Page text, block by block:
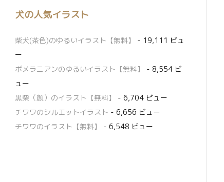
犬の人気イラスト
柴犬(茶色)のゆるいイラスト【無料】
- 19,111 ビュ
ー
ポメラニアンのゆるいイラスト【無料】
- 8,554 ビ
ュー
黒柴（顔）のイラスト【無料】
- 6,704 ビュー
チワワのシルエットイラスト - 6,656 ビュー
チワワのイラスト【無料】
- 6,548 ビュー